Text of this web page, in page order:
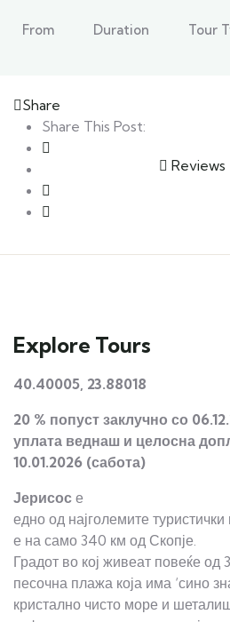
From Duration Tour
Share
Share This Post:
Reviews
Explore Tours
40.40005, 23.88018
20 % попуст заклучно со 06
уплата веднаш и целосна
10.01.2026 (сабота)
Јерисос е
едно од најголемите
е на само 340 км од Скопје.
Градот во кој живеат повеќе
песочна плажа која има ‘сино
кристално чисто море и